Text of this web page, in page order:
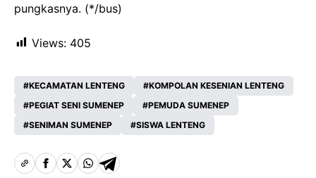
pungkasnya. (*/bus)
Views: 405
KECAMATAN LENTENG
KOMPOLAN KESENIAN LENTENG
PEGIAT SENI SUMENEP
PEMUDA SUMENEP
SENIMAN SUMENEP
SISWA LENTENG